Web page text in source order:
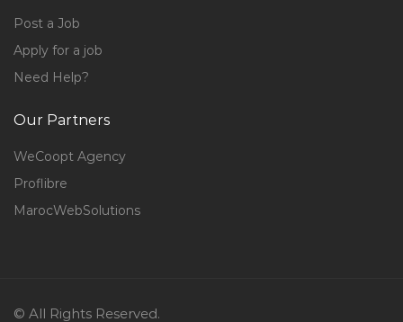
Post a Job
Apply for a job
Need Help?
Our Partners
WeCoopt Agency
Proflibre
MarocWebSolutions
© All Rights Reserved.